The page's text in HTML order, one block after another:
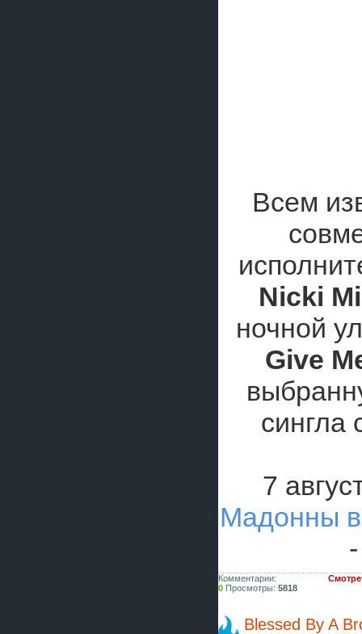
Всем
Nicki
ночной
Give
сингла
7
Мадонны
Комментарии:
0 Просмотры: 5818
Blessed By A